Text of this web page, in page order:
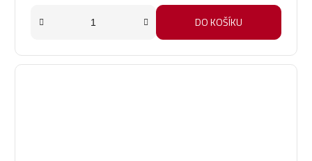
DO KOŠÍKU